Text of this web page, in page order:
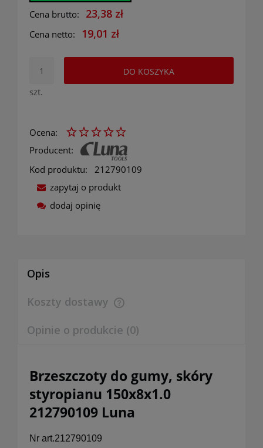
Cena brutto: 23,38 zł
Cena netto: 19,01 zł
szt.
DO KOSZYKA
Ocena:
Producent:
Kod produktu:
212790109
zapytaj o produkt
dodaj opinię
Opis
Koszty dostawy
Cena nie zawiera ewentualnych kosztów płatności
Opinie o produkcie (0)
Brzeszczoty do gumy, skóry
styropianu 150x8x1.0
212790109 Luna
Nr art.212790109